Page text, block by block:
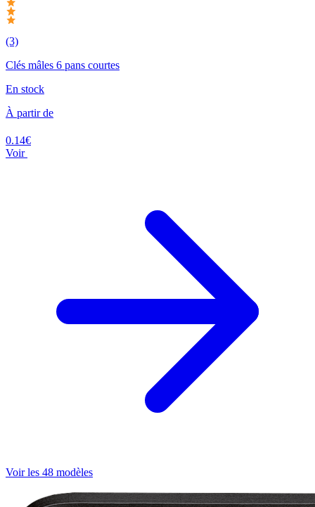
(3)
Clés mâles 6 pans courtes
En stock
À partir de
0.14€
Voir
Voir les 48 modèles